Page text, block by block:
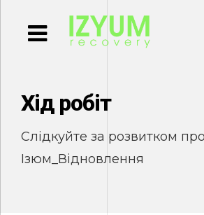
Хід робіт
Слідкуйте за розвитком
Ізюм_Відновлення
NGO `IZYUM
RECOVERY`
10